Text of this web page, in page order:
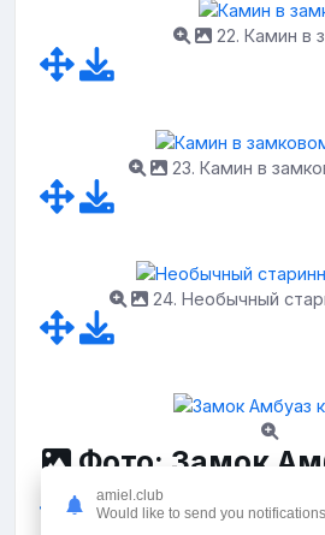
22. Камин в
23. Камин в
24. Необычный
Фото: Замок
amiel.club
Would like to send you notifications